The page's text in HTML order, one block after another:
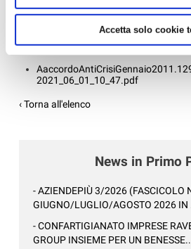
Accetta solo cookie
2021_06_01_10_47.pdf
‹ Torna all'elenco
News in Primo
- AZIENDEPIÙ 3/2026 (FASCICOLO
GIUGNO/LUGLIO/AGOSTO 2026 IN
- CONFARTIGIANATO IMPRESE
GROUP INSIEME PER UN